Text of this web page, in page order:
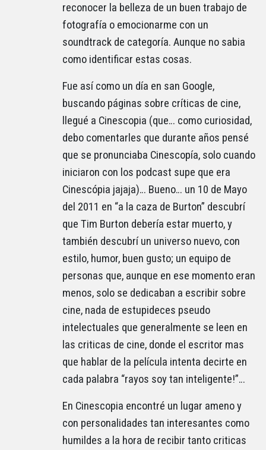
reconocer la belleza de un buen trabajo de
fotografía o emocionarme con un
soundtrack de categoría. Aunque no sabia
como identificar estas cosas.
Fue así como un día en san Google,
buscando páginas sobre críticas de cine,
llegué a Cinescopia (que… como curiosidad,
debo comentarles que durante años pensé
que se pronunciaba Cinescopía, solo cuando
iniciaron con los podcast supe que era
Cinescópia jajaja)… Bueno… un 10 de Mayo
del 2011 en “a la caza de Burton” descubrí
que Tim Burton debería estar muerto, y
también descubrí un universo nuevo, con
estilo, humor, buen gusto; un equipo de
personas que, aunque en ese momento eran
menos, solo se dedicaban a escribir sobre
cine, nada de estupideces pseudo
intelectuales que generalmente se leen en
las criticas de cine, donde el escritor mas
que hablar de la película intenta decirte en
cada palabra “rayos soy tan inteligente!”…
En Cinescopia encontré un lugar ameno y
con personalidades tan interesantes como
humildes a la hora de recibir tanto criticas